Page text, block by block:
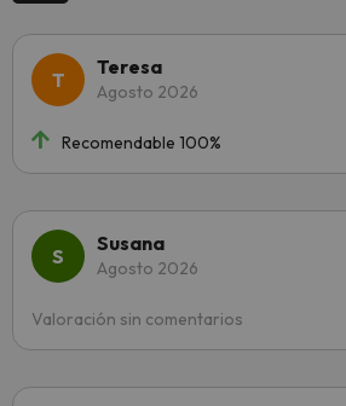
Teresa
Agosto 2026
Recomendable 100%
Susana
Agosto 2026
Valoración sin comentarios